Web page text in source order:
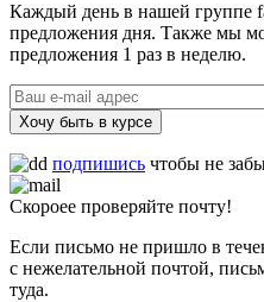
Каждый день в нашей группе
предложения дня. Также мы
предложения 1 раз в неделю.
Хочу быть в курсе
подпишись чтобы не
Скороее проверяйте почту!
Если письмо не пришло в
с нежелательной почтой,
туда.